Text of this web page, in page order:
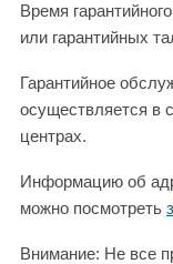
Время
или гарантийных
Гарантийное
осуществляется в
центрах.
Информацию об
можно посмотреть
Внимание: Не все